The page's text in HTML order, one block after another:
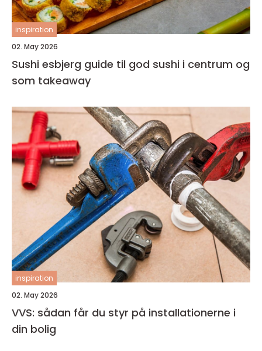
inspiration
02. May 2026
Sushi esbjerg guide til god sushi i centrum og
som takeaway
inspiration
02. May 2026
VVS: sådan får du styr på installationerne i
din bolig